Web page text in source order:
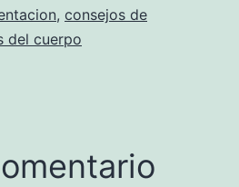
, consejos de
del cuerpo